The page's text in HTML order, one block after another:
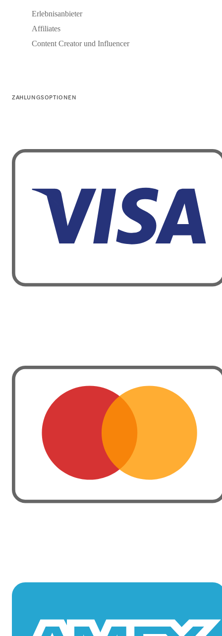
Erlebnisanbieter
Affiliates
Content Creator und Influencer
ZAHLUNGSOPTIONEN